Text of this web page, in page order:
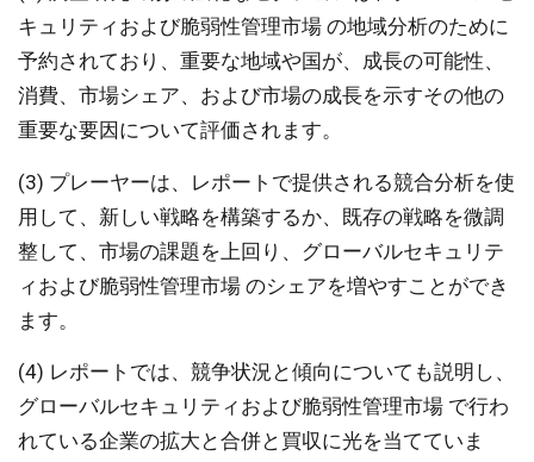
キュリティおよび脆弱性管理市場 の地域分析のために
予約されており、重要な地域や国が、成長の可能性、
消費、市場シェア、および市場の成長を示すその他の
重要な要因について評価されます。
(3) プレーヤーは、レポートで提供される競合分析を使
用して、新しい戦略を構築するか、既存の戦略を微調
整して、市場の課題を上回り、グローバルセキュリテ
ィおよび脆弱性管理市場 のシェアを増やすことができ
ます。
(4) レポートでは、競争状況と傾向についても説明し、
グローバルセキュリティおよび脆弱性管理市場 で行わ
れている企業の拡大と合併と買収に光を当てていま